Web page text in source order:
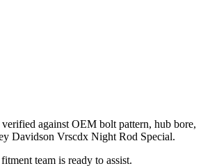
verified against OEM bolt pattern, hub bore,
Davidson Vrscdx Night Rod Special.
team is ready to assist.